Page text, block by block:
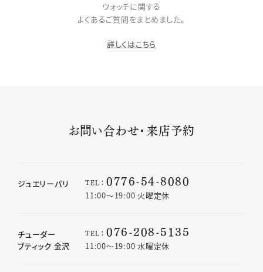
ウォッチに関する
よくあるご質問をまとめました。
詳しくはこちら
お問い合わせ・来店予約
ジュエリーパリ TEL： 0776-54-8080
11:00〜19:00 火曜定休
チューダー
ブティック 金沢
TEL： 076-208-5135
11:00〜19:00 水曜定休